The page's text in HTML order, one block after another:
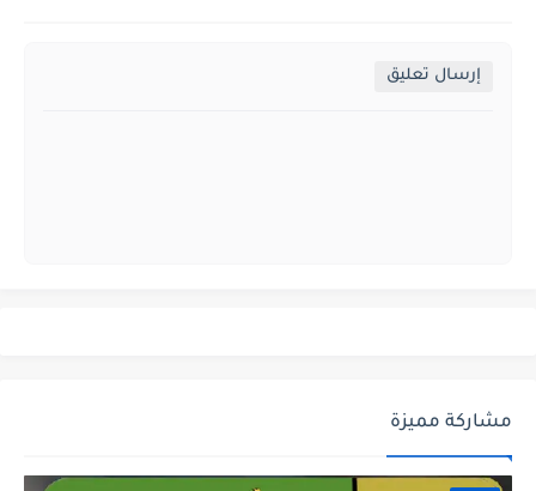
إرسال تعليق
مشاركة مميزة